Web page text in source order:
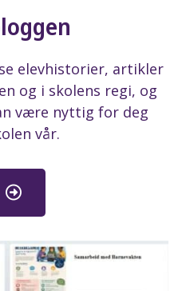
elevhistorier, artikler
og i skolens regi, og
være nyttig for deg
vår.